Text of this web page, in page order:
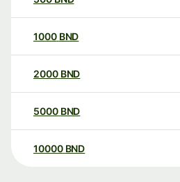
1000 BND
2000 BND
5000 BND
10000 BND